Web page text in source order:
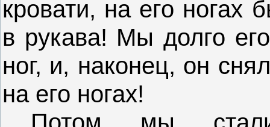
кровати, на его ногах
в рукава! Мы долго
ног, и, наконец, он
на его ногах!